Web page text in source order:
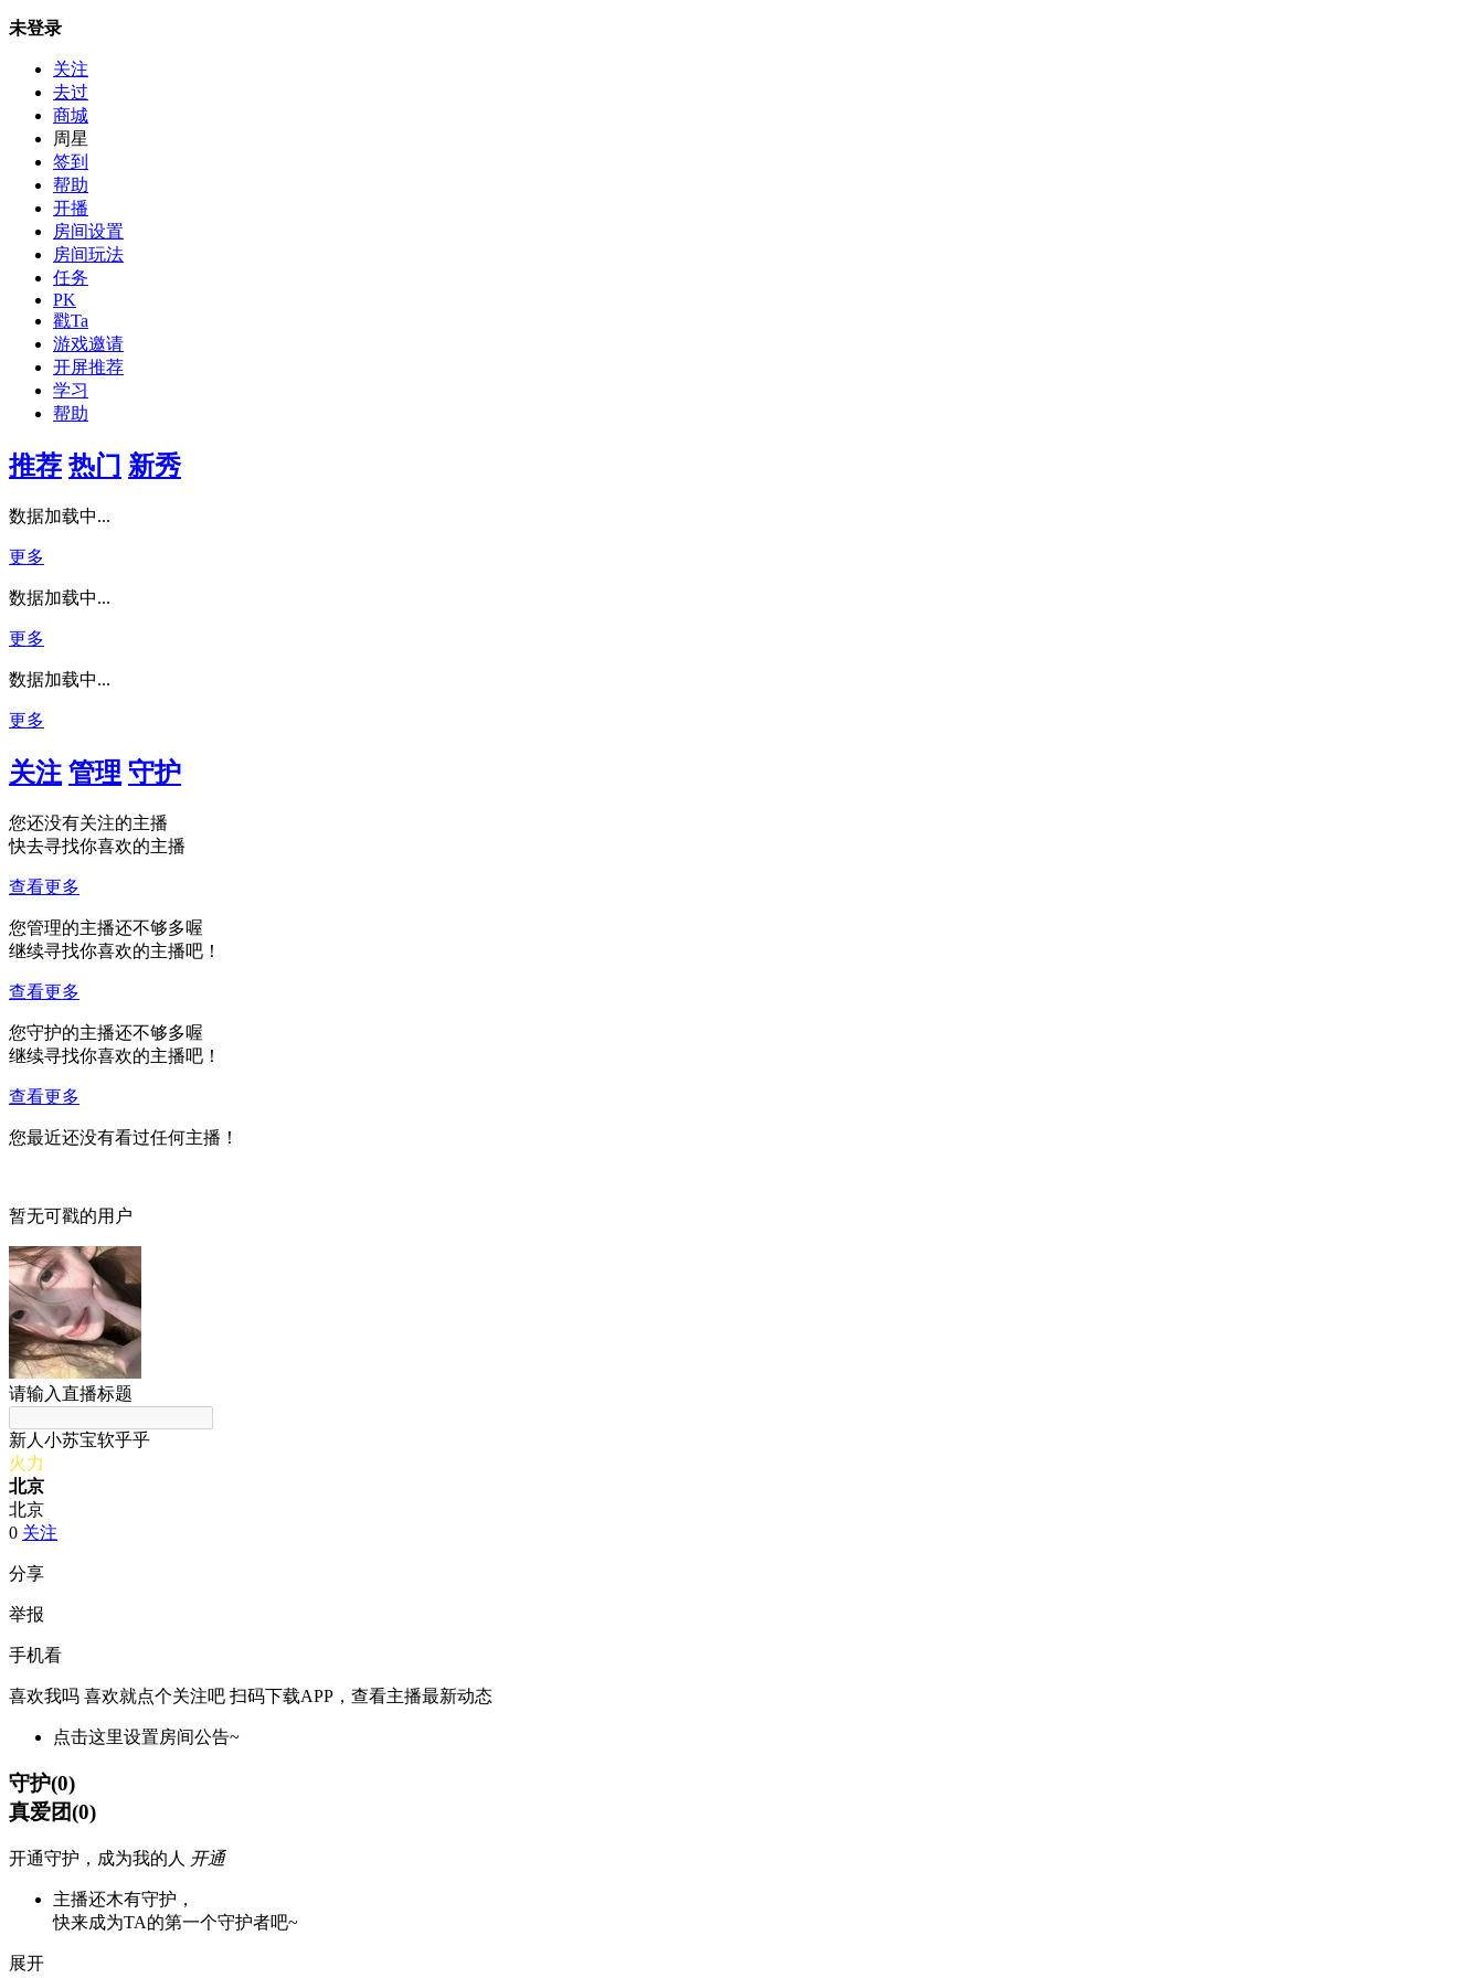
未登录
关注
去过
商城
周星
签到
帮助
开播
房间设置
房间玩法
任务
PK
戳Ta
游戏邀请
开屏推荐
学习
帮助
推荐 热门 新秀
数据加载中...
更多
数据加载中...
更多
数据加载中...
更多
关注 管理 守护
您还没有关注的主播
快去寻找你喜欢的主播
查看更多
您管理的主播还不够多喔
继续寻找你喜欢的主播吧！
查看更多
您守护的主播还不够多喔
继续寻找你喜欢的主播吧！
查看更多
您最近还没有看过任何主播！
暂无可戳的用户
请输入直播标题
新人小苏宝软乎乎
火力
北京
北京
0 关注
分享
举报
手机看
喜欢我吗 喜欢就点个关注吧 扫码下载APP，查看主播最新动态
点击这里设置房间公告~
守护(0)
真爱团(0)
开通守护，成为我的人 开通
主播还木有守护，
快来成为TA的第一个守护者吧~
展开